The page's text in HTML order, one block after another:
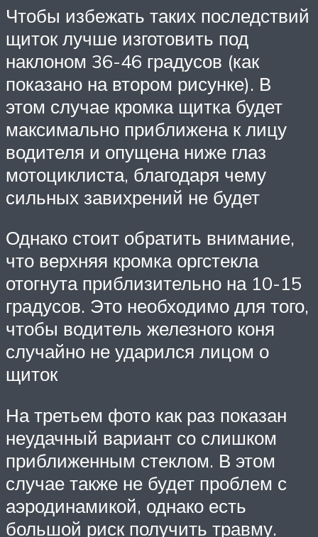
Чтобы избежать таких последствий
щиток лучше изготовить под
наклоном 36-46 градусов (как
показано на втором рисунке). В
этом случае кромка щитка будет
максимально приближена к лицу
водителя и опущена ниже глаз
мотоциклиста, благодаря чему
сильных завихрений не будет
Однако стоит обратить внимание,
что верхняя кромка оргстекла
отогнута приблизительно на 10-15
градусов. Это необходимо для того,
чтобы водитель железного коня
случайно не ударился лицом о
щиток
На третьем фото как раз показан
неудачный вариант со слишком
приближенным стеклом. В этом
случае также не будет проблем с
аэродинамикой, однако есть
большой риск получить травму.